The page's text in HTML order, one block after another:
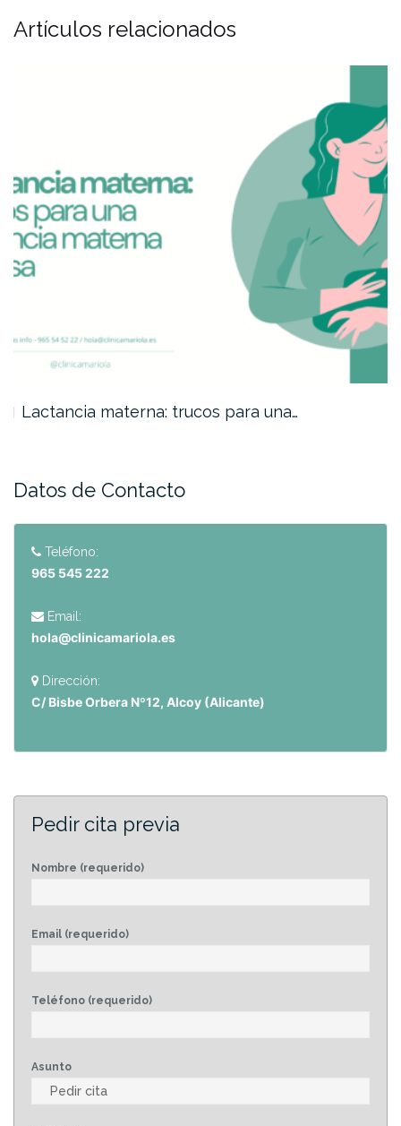
Artículos relacionados
Lactancia materna: trucos para una…
Datos de Contacto
Teléfono:
965 545 222
Email:
hola@clinicamariola.es
Dirección:
C/ Bisbe Orbera Nº12, Alcoy (Alicante)
Pedir cita previa
Nombre (requerido)
Email (requerido)
Teléfono (requerido)
Asunto